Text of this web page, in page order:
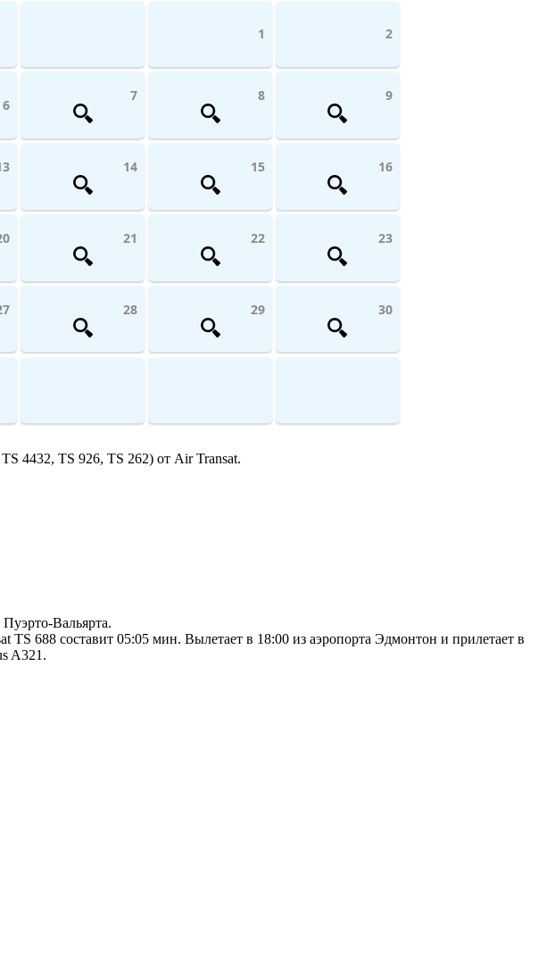
1 2
6
7 8 9
14 15 16
21 22 23
28 29 30
4432, TS 926, TS 262) от Air Transat.
Вальярта.
688 составит 05:05 мин. Вылетает в 18:00 из аэропорта Эдмонтон и прилетает в
A321.